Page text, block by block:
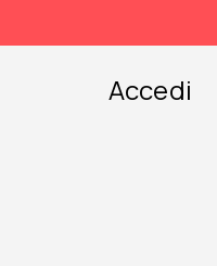
Accedi